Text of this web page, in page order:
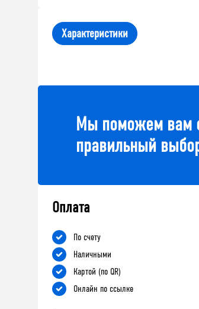
Характеристики
Мы поможем вам
правильный
Оплата
По счету
Наличными
Картой (по QR)
Онлайн по ссылке